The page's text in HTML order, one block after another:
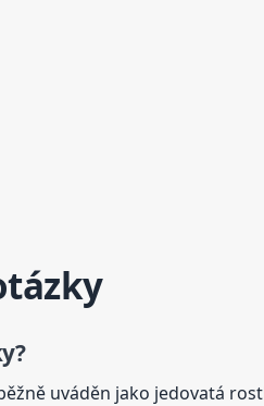
uváděn jako jedovatá